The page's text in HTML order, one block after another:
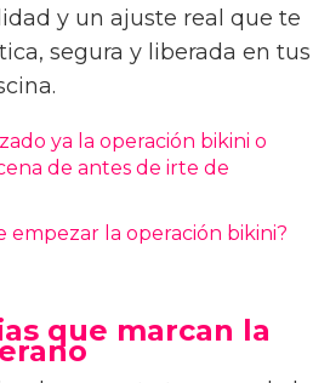
muy estresante que
y donde
juzgando tu
culpar a un patrón mal
con eso. Porque un
que tu anatomía deba
una prenda pensada
debe ser un acto de
y de confianza.